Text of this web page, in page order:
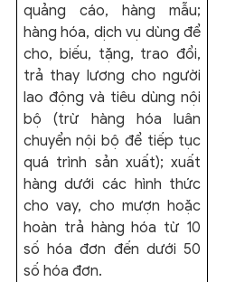
quảng cáo, hàng mẫu;
hàng hóa, dịch vụ dùng để
cho, biếu, tặng, trao đổi,
trả thay lương cho người
lao động và tiêu dùng nội
bộ (trừ hàng hóa luân
chuyển nội bộ để tiếp tục
quá trình sản xuất); xuất
hàng dưới các hình thức
cho vay, cho mượn hoặc
hoàn trả hàng hóa từ 10
số hóa đơn đến dưới 50
số hóa đơn.